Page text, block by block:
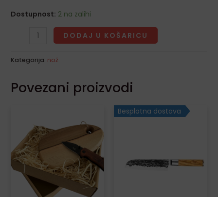
Dostupnost: 2 na zalihi
DODAJ U KOŠARICU
Kategorija: nož
Povezani proizvodi
Besplatna dostava